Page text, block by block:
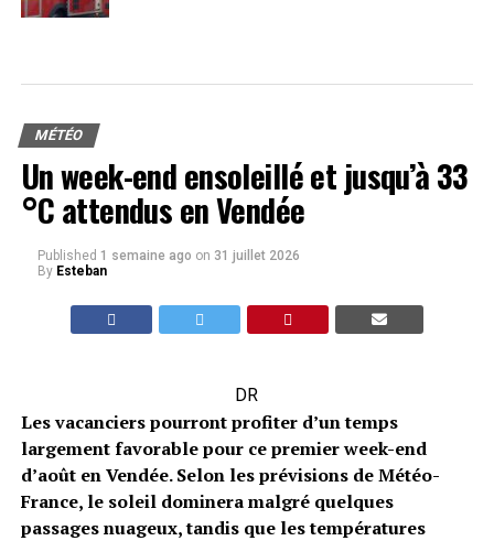
MÉTÉO
Un week-end ensoleillé et jusqu’à 33
°C attendus en Vendée
Published 1 semaine ago on 31 juillet 2026
By Esteban
DR
Les vacanciers pourront profiter d’un temps
largement favorable pour ce premier week-end
d’août en Vendée. Selon les prévisions de Météo-
France, le soleil dominera malgré quelques
passages nuageux, tandis que les températures